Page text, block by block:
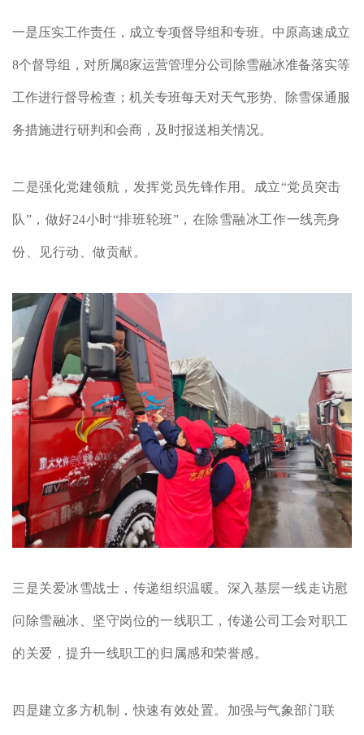
一是压实工作责任，成立专项督导组和专班。中原高速成立
8个督导组，对所属8家运营管理分公司除雪融冰准备落实等
工作进行督导检查；机关专班每天对天气形势、除雪保通服
务措施进行研判和会商，及时报送相关情况。
二是强化党建领航，发挥党员先锋作用。 成立“党员突击
队”，做好24小时“排班轮班”，在除雪融冰工作一线亮身
份、见行动、做贡献。
三是关爱冰雪战士，传递组织温暖。 深入基层一线走访慰
问除雪融冰、坚守岗位的一线职工，传递公司工会对职工
的关爱，提升一线职工的归属感和荣誉感。
四是建立多方机制，快速有效处置。 加强与气象部门联